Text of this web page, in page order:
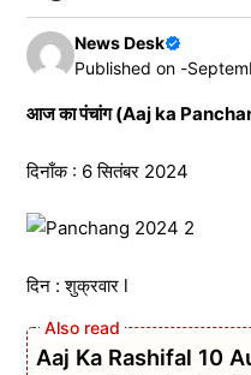
News Desk
Published on -
आज का पंचांग (Aaj ka
दिनाँक : 6 सितंबर 2024
दिन : शुक्रवार l
Aaj Ka Rashifal 10